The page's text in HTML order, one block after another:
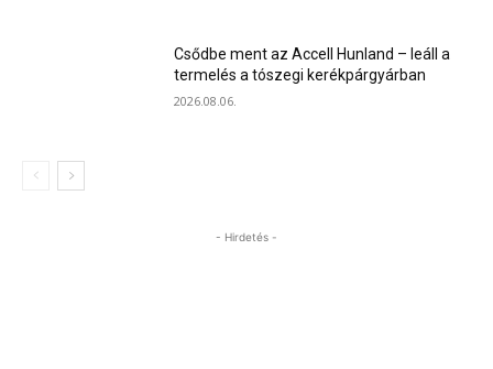
Csődbe ment az Accell Hunland – leáll a
termelés a tószegi kerékpárgyárban
2026.08.06.
- Hirdetés -